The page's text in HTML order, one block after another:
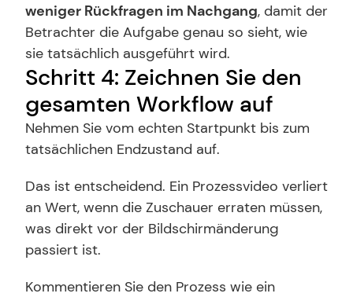
weniger Rückfragen im Nachgang, damit der
Betrachter die Aufgabe genau so sieht, wie
sie tatsächlich ausgeführt wird.
Schritt 4: Zeichnen Sie den
gesamten Workflow auf
Nehmen Sie vom echten Startpunkt bis zum
tatsächlichen Endzustand auf.
Das ist entscheidend. Ein Prozessvideo verliert
an Wert, wenn die Zuschauer erraten müssen,
was direkt vor der Bildschirmänderung
passiert ist.
Kommentieren Sie den Prozess wie ein